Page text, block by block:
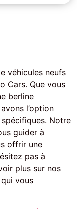
véhicules neufs
Cars. Que vous
berline
l’option
Notre
guider à
offrir une
pas à
plus sur nos
vous